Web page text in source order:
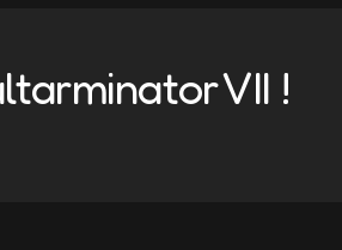
VII !